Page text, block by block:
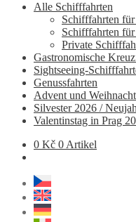
Alle Schifffahrten
Schifffahrten
Schifffahrten
Private
Gastronomische
Sightseeing-
Genussfahrten
Advent und
Silvester 2026 /
Valentinstag in Prag
0 Kč 0 Artikel